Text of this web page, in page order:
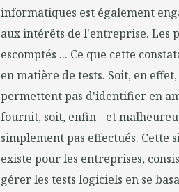
informatiques est également
aux intérêts de l'entreprise. Les
escomptés ... Ce que cette
en matière de tests. Soit, en
permettent pas d'identifier en
fournit, soit, enfin - et
simplement pas effectués.
existe pour les entreprises,
gérer les tests logiciels en se